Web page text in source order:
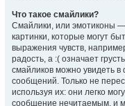
Что такое смайлики?
Смайлики, или эмотиконы
картинки, которые могут
выражения чувств,
радость, а :( означает
смайликов можно увидеть
сообщений. Только не
используя их: они легко
сообщение нечитаемым, и